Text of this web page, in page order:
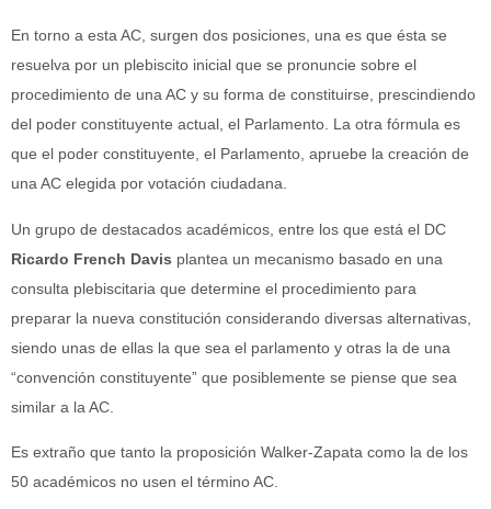
En torno a esta AC, surgen dos posiciones, una es que ésta se
resuelva por un plebiscito inicial que se pronuncie sobre el
procedimiento de una AC y su forma de constituirse, prescindiendo
del poder constituyente actual, el Parlamento. La otra fórmula es
que el poder constituyente, el Parlamento, apruebe la creación de
una AC elegida por votación ciudadana.
Un grupo de destacados académicos, entre los que está el DC
Ricardo French Davis plantea un mecanismo basado en una
consulta plebiscitaria que determine el procedimiento para
preparar la nueva constitución considerando diversas alternativas,
siendo unas de ellas la que sea el parlamento y otras la de una
“convención constituyente” que posiblemente se piense que sea
similar a la AC.
Es extraño que tanto la proposición Walker-Zapata como la de los
50 académicos no usen el término AC.